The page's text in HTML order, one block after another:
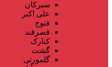
سیرکان
علی اکبر
فنوج
قصرقند
کنارک
گشت
گلمورتی